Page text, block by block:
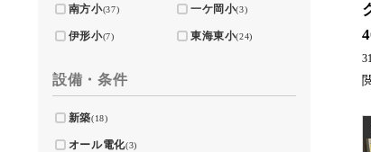
南方小(37) 一ケ岡小(3)
伊形小(7) 東海東小(24)
設備・条件
新築(18)
オール電化(3)